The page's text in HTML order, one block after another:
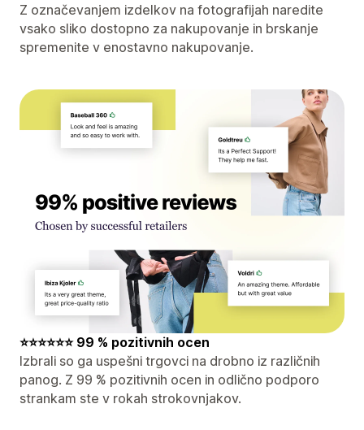
Z označevanjem izdelkov na fotografijah naredite
vsako sliko dostopno za nakupovanje in brskanje
spremenite v enostavno nakupovanje.
⭐⭐⭐⭐⭐⭐ 99 % pozitivnih ocen
Izbrali so ga uspešni trgovci na drobno iz različnih
panog. Z 99 % pozitivnih ocen in odlično podporo
strankam ste v rokah strokovnjakov.